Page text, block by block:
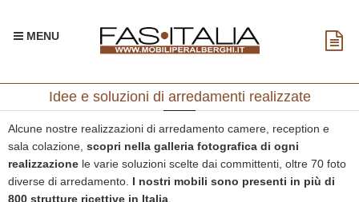
MENU
Idee e soluzioni di arredamenti realizzate
Alcune nostre realizzazioni di arredamento camere, reception e
sala colazione, scopri nella galleria fotografica di ogni
realizzazione le varie soluzioni scelte dai committenti, oltre 70 foto
diverse di arredamento. I nostri mobili sono presenti in più di
800 strutture ricettive in Italia